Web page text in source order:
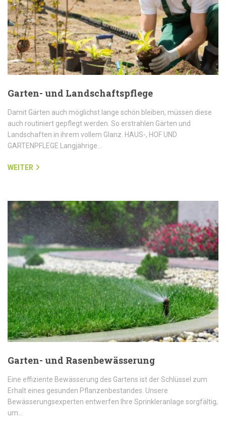
Garten- und Landschaftspflege
Damit Gärten auch möglichst lange schön bleiben, müssen diese
auch routiniert gepflegt werden. So erstrahlen Gärten und
Landschaften in ihrem vollem Glanz. HAUS-, HOF UND
GARTENPFLEGE Langjährige…
WEITER
Garten- und Rasenbewässerung
Eine effiziente Bewässerung des Gartens ist der Schlüssel zum
Erhalt eines gesunden Pflanzenbestandes. Unsere
Bewässerungsexperten entwerfen Ihre Sprinkleranlage sorgfältig,
um…